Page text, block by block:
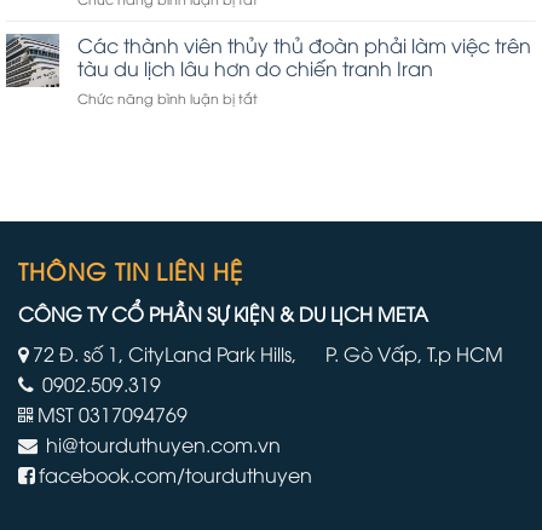
vịnh
Long
dịp
lễ
30-
4
bỏ
nệm
khỏi
mới
Các thành viên thủy thủ đoàn phải làm việc trên
tàu du lịch lâu hơn do chiến tranh Iran
Chức năng bình luận bị tắtở
đoàn
trên
tàu
lịch
chiến
Iran
THÔNG TIN LIÊN HỆ
CÔNG TY CỔ PHẦN SỰ KIỆN & DU LỊCH META
72 Đ. số 1, CityLand Park Hills, P. Gò Vấp, T.p HCM
0902.509.319
MST 0317094769
hi@tourduthuyen.com.vn
facebook.com/tourduthuyen